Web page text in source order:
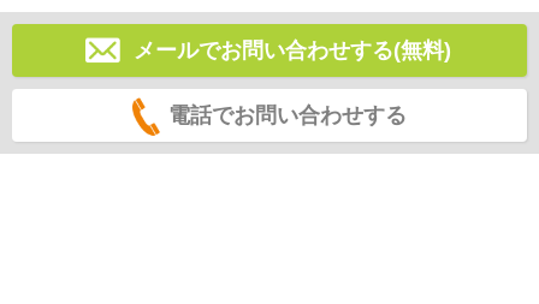
メールでお問い合わせする(無料)
電話でお問い合わせする